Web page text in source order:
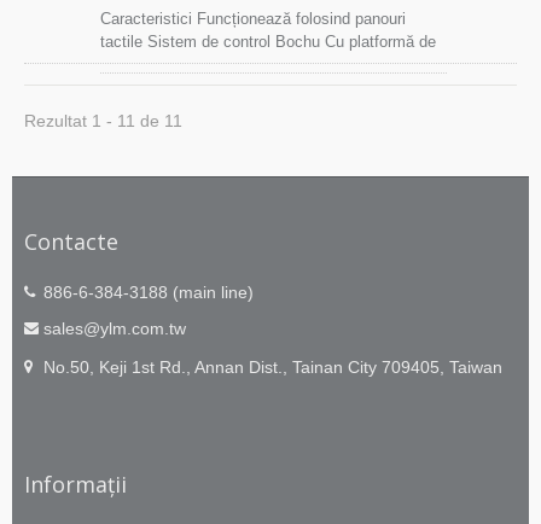
Caracteristici Funcționează folosind panouri
tactile Sistem de control Bochu Cu platformă de
schimb Importați direct fișiere CAD specificate
Rezultat 1 - 11 de 11
Contacte
886-6-384-3188 (main line)
sales@ylm.com.tw
No.50, Keji 1st Rd., Annan Dist., Tainan City 709405, Taiwan
Informații